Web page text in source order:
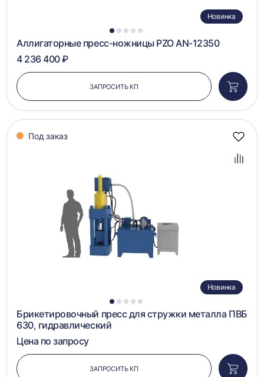
1 2 3 4 5
Новинка
Аллигаторные пресс-ножницы PZO AN-12350
4 236 400 ₽
ЗАПРОСИТЬ КП
в
Под заказ
1 2 3 4 5
Новинка
Брикетировочный пресс для стружки металла ПВБ
630, гидравлический
Цена по запросу
ЗАПРОСИТЬ КП